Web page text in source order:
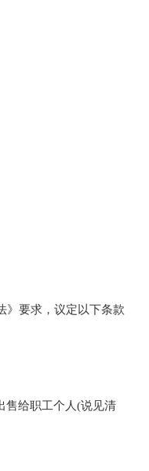
要求，议定以下条款
给职工个人(说见清